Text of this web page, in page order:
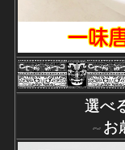
選べ
～ お